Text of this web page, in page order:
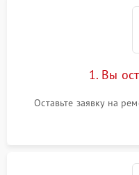
1. Вы
Оставьте заявку на